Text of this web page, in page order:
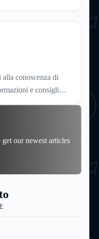
per l’uso.
le sostanze scelte
omogeneizzazione
stomaco dei
i dieci mesi di età.
conoscenza di
e consigli
leggerne i
per
modiour newest articles